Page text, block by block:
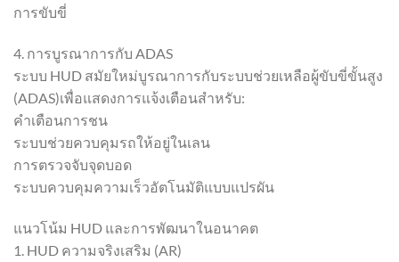
การขับขี่
4. การบูรณาการกับ ADAS
ระบบ HUD สมัยใหม่บูรณาการกับระบบช่วยเหลือผู้ขับขี่ขั้นสูง
(ADAS)เพื่อแสดงการแจ้งเตือนสำหรับ:
คำเตือนการชน
ระบบช่วยควบคุมรถให้อยู่ในเลน
การตรวจจับจุดบอด
ระบบควบคุมความเร็วอัตโนมัติแบบแปรผัน
แนวโน้ม HUD และการพัฒนาในอนาคต
1. HUD ความจริงเสริม (AR)